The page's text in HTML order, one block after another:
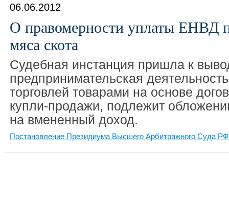
06.06.2012
О правомерности уплаты ЕНВД
мяса скота
Судебная инстанция пришла к
предпринимательская
торговлей товарами на основе
купли-продажи, подлежит
на вмененный доход.
Постановление Президиума Высшего Арбитражного Суда